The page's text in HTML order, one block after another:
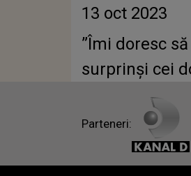
13 oct 2023
”Îmi doresc
surprinși cei
Parteneri: